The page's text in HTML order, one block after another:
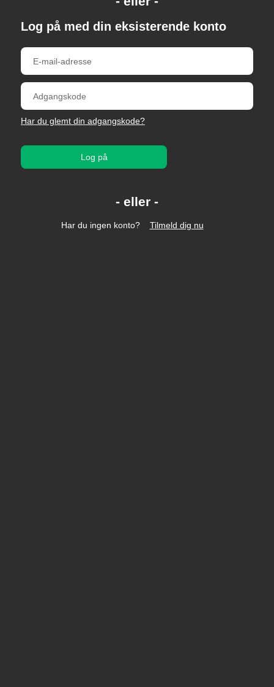
Log på med din eksisterende konto
Har du glemt din adgangskode?
Log på
Har du ingen konto? Tilmeld dig nu